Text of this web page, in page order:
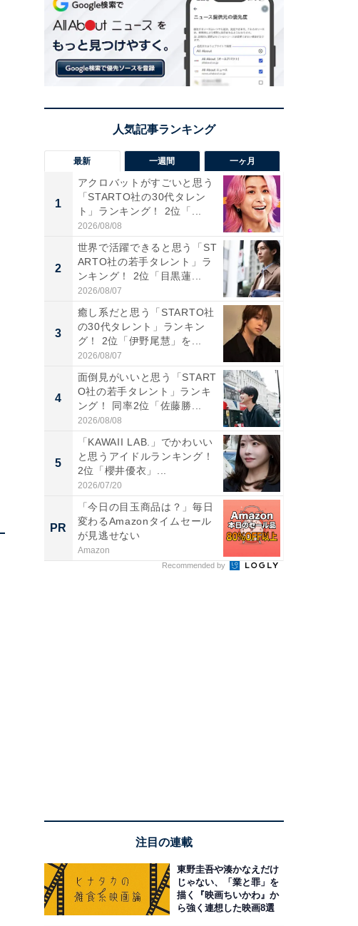
最新 一週間 一ヶ月
1
アクロバットがすごいと思う
「STARTO社の30代タレン
ト」ランキング！ 2位「...
2026/08/08
2
世界で活躍できると思う「ST
ARTO社の若手タレント」ラ
ンキング！ 2位「目黒蓮...
2026/08/07
3
癒し系だと思う「STARTO社
の30代タレント」ランキン
グ！ 2位「伊野尾慧」を...
2026/08/07
4
面倒見がいいと思う「START
O社の若手タレント」ランキ
ング！ 同率2位「佐藤勝...
2026/08/08
5
「KAWAII LAB.」でかわいい
と思うアイドルランキング！
2位「櫻井優衣」...
2026/07/20
PR
「今日の目玉商品は？」毎日
変わるAmazonタイムセール
が見逃せない
Amazon
Recommended by
注目の連載
東野圭吾や湊かなえだけ
じゃない、「業と罪」を
描く『映画ちいかわ』か
ら強く連想した映画8選